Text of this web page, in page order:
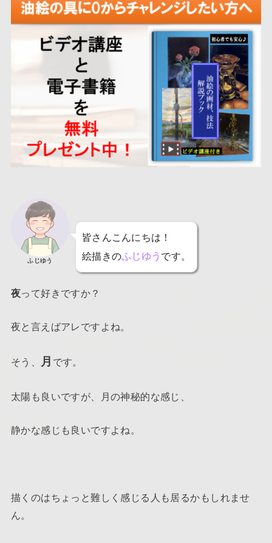
ふじゆう
皆さんこんにちは！
絵描きのふじゆう です。
夜って好きですか？
夜と言えばアレですよね。
そう、 月 です。
太陽も良いですが、月の神秘的な感じ、
静かな感じも良いですよね。
描くのはちょっと難しく感じる人も居るかもしれませ
ん。